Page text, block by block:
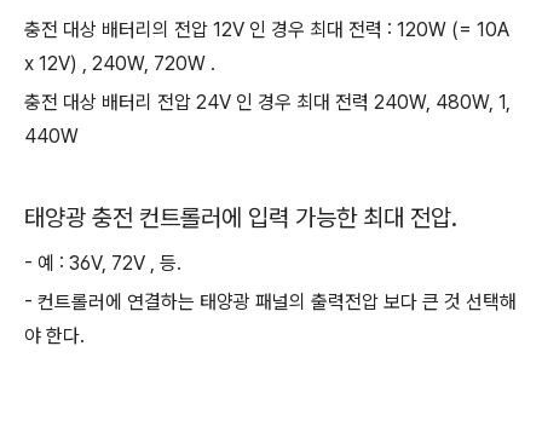
충전 대상 배터리의 전압 12V 인 경우 최대 전력 : 120W (= 10A
x 12V) , 240W, 720W .
충전 대상 배터리 전압 24V 인 경우 최대 전력 240W, 480W, 1,
440W
태양광 충전 컨트롤러에 입력 가능한 최대 전압.
- 예 : 36V, 72V , 등.
- 컨트롤러에 연결하는 태양광 패널의 출력전압 보다 큰 것 선택해
야 한다.